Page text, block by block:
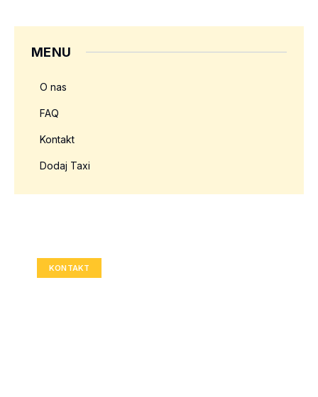
MENU
O nas
FAQ
Kontakt
Dodaj Taxi
KONTAKT